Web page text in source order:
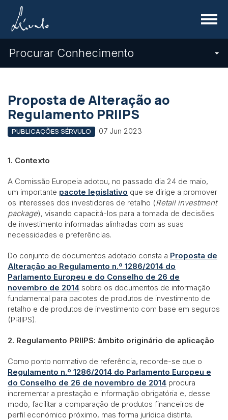
Menu
Procurar Conhecimento
Proposta de Alteração ao
Regulamento PRIIPS
PUBLICAÇÕES SÉRVULO 07 Jun 2023
1. Contexto
A Comissão Europeia adotou, no passado dia 24 de maio,
um importante pacote legislativo que se dirige a promover
os interesses dos investidores de retalho (Retail investment
package), visando capacitá-los para a tomada de decisões
de investimento informadas alinhadas com as suas
necessidades e preferências.
Do conjunto de documentos adotado consta a Proposta de
Alteração ao Regulamento n.º 1286/2014 do
Parlamento Europeu e do Conselho de 26 de
novembro de 2014 sobre os documentos de informação
fundamental para pacotes de produtos de investimento de
retalho e de produtos de investimento com base em seguros
(PRIIPS).
2. Regulamento PRIIPS: âmbito originário de aplicação
Como ponto normativo de referência, recorde-se que o
Regulamento n.º 1286/2014 do Parlamento Europeu e
do Conselho de 26 de novembro de 2014 procura
incrementar a prestação e informação obrigatória e, desse
modo, facilitar a comparação de produtos financeiros de
perfil económico próximo, mas forma jurídica distinta.